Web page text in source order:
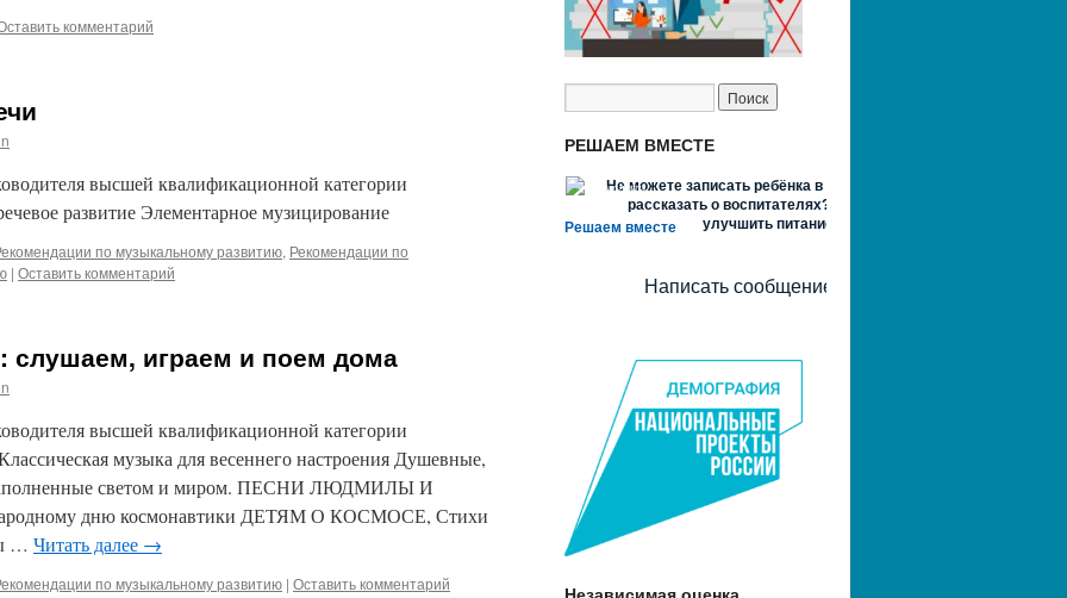
комментарий
высшей квалификационной категории
развитие Элементарное музицирование
по музыкальному развитию, Рекомендации по
| Оставить комментарий
слушаем, играем и поем дома
высшей квалификационной категории
музыка для весеннего настроения Душевные,
светом и миром. ПЕСНИ ЛЮДМИЛЫ И
дню космонавтики ДЕТЯМ О КОСМОСЕ, Стихи
… Читать далее →
по музыкальному развитию | Оставить комментарий
РЕШАЕМ ВМЕСТЕ
Решаем вместе
Не можете записать ребёнка в сад? Хотите
рассказать о воспитателях? Знаете, как
улучшить питание и занятия?
Написать сообщение